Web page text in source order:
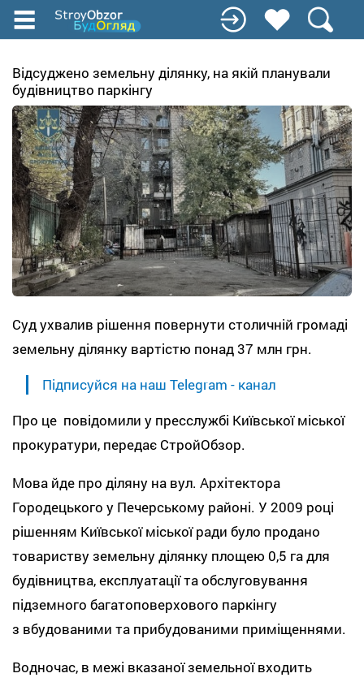
Перейти
содержанию
Відсуджено земельну ділянку, на якій планували
будівництво паркінгу
Суд ухвалив рішення повернути столичній громаді
земельну ділянку вартістю понад 37 млн грн.
Підписуйся на наш Telegram - канал
Про це повідомили у пресслужбі Київської міської
прокуратури, передає СтройОбзор.
Мова йде про діляну на вул. Архітектора
Городецького у Печерському районі. У 2009 році
рішенням Київської міської ради було продано
товариству земельну ділянку площею 0,5 га для
будівництва, експлуатації та обслуговування
підземного багатоповерхового паркінгу
з вбудованими та прибудованими приміщеннями.
Водночас, в межі вказаної земельної входить